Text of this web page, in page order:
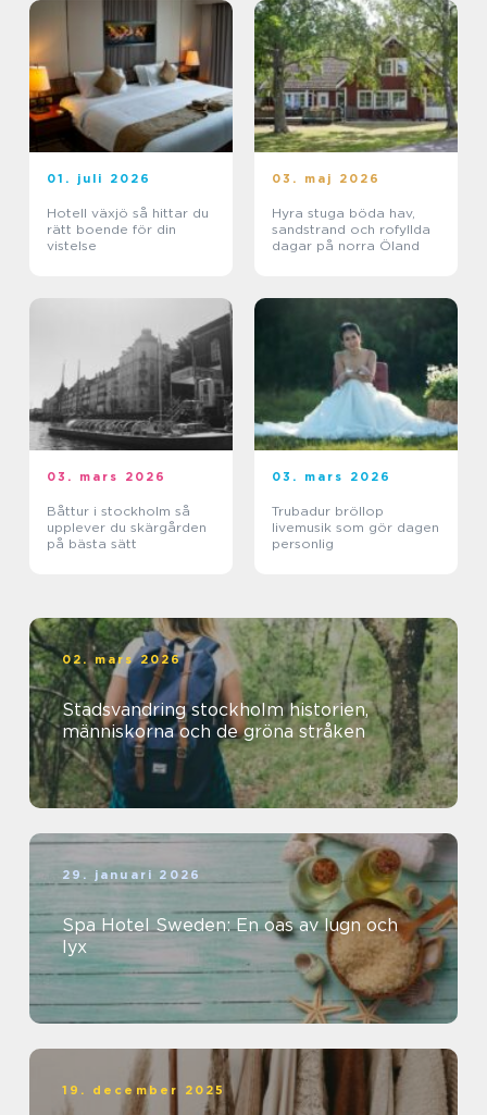
01. juli 2026
Hotell växjö så hittar du
rätt boende för din
vistelse
03. maj 2026
Hyra stuga böda hav,
sandstrand och rofyllda
dagar på norra Öland
03. mars 2026
Båttur i stockholm så
upplever du skärgården
på bästa sätt
03. mars 2026
Trubadur bröllop
livemusik som gör dagen
personlig
02. mars 2026
Stadsvandring stockholm historien,
människorna och de gröna stråken
29. januari 2026
Spa Hotel Sweden: En oas av lugn och
lyx
19. december 2025